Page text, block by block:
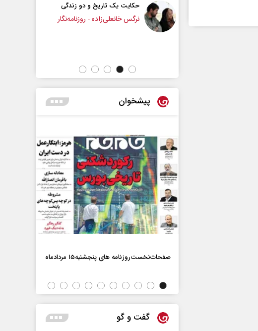
حکایت یک تاریخ و دو زندگی
نرگس خانعلی‌زاده - روزنامه‌نگار
چرایی عقب‌نشینی ترامپ؟
پیشخوان
صفحات‌نخست‌روزنامه ها‌ی پنجشنبه‌۱۵ مردادماه
گفت و گو